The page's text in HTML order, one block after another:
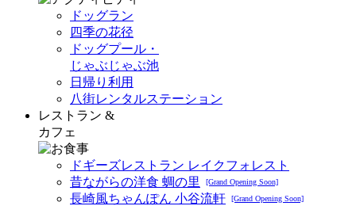
ドッグラン
四季の花径
ドッグプール・
じゃぶじゃぶ池
日帰り利用
八街レンタルステーション
レストラン &
カフェ
ドギーズレストラン レイクフォレスト
昔ながらの洋食 蜩の里
[Grand Opening Soon]
長崎風ちゃんぽん 小谷流軒 [Grand Opening Soon]